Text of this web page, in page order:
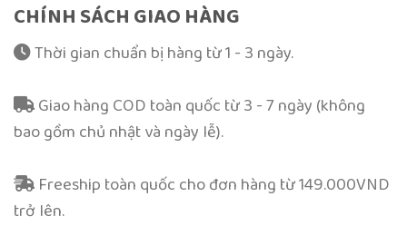
CHÍNH SÁCH GIAO HÀNG
Thời gian chuẩn bị hàng từ 1 - 3 ngày.
Giao hàng COD toàn quốc từ 3 - 7 ngày (không
bao gồm chủ nhật và ngày lễ).
Freeship toàn quốc cho đơn hàng từ 149.000VND
trở lên.